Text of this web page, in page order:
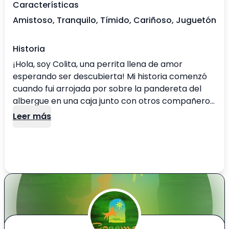
Características
Amistoso, Tranquilo, Tímido, Cariñoso, Juguetón
Historia
¡Hola, soy Colita, una perrita llena de amor
esperando ser descubierta! Mi historia comenzó
cuando fui arrojada por sobre la pandereta del
albergue en una caja junto con otros compañeros
peludos. A pesar de este inicio desgarrador, he
del albergue pueden atestiguar cómo, después de
un breve periodo, me transformo en una perrita
cariñosa, entregando abrazos y besos con alegría.
Adoptarme significa brindarle a una perrita
valiente la oportunidad de florecer y compartir
Leer más